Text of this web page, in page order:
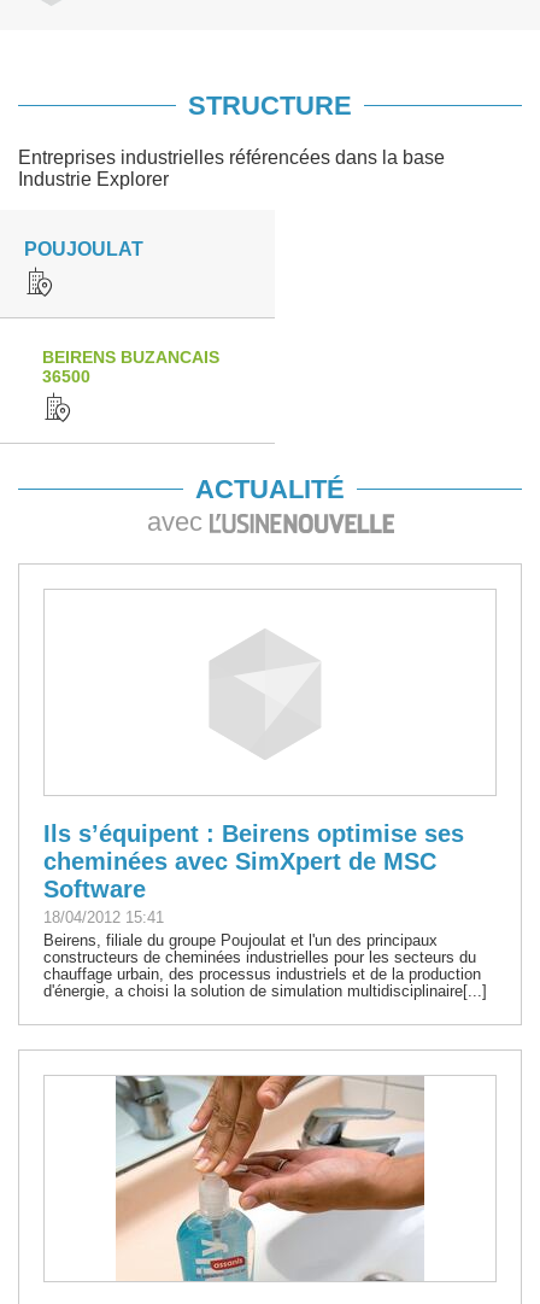
STRUCTURE
Entreprises industrielles référencées dans la base
Industrie Explorer
POUJOULAT
BEIRENS BUZANCAIS
36500
ACTUALITÉ
avec
Ils s’équipent : Beirens optimise ses
cheminées avec SimXpert de MSC
Software
18/04/2012 15:41
Beirens, filiale du groupe Poujoulat et l'un des principaux
constructeurs de cheminées industrielles pour les secteurs du
chauffage urbain, des processus industriels et de la production
d'énergie, a choisi la solution de simulation multidisciplinaire[...]